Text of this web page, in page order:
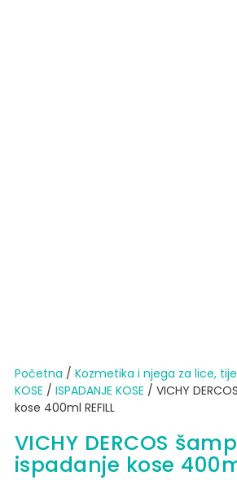
Početna / Kozmetika i njega za lice,
KOSE / ISPADANJE KOSE / VICHY
kose 400ml REFILL
VICHY DERCOS
ispadanje kose